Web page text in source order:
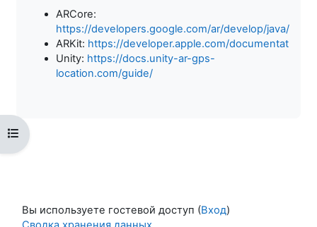
Открыть оглавление курса
ARCore:
https://developers.google.com/ar/develop/java/
ARKit: https://developer.apple.com/documentation/
Unity: https://docs.unity-ar-gps-
location.com/guide/
Вы используете гостевой доступ (Вход)